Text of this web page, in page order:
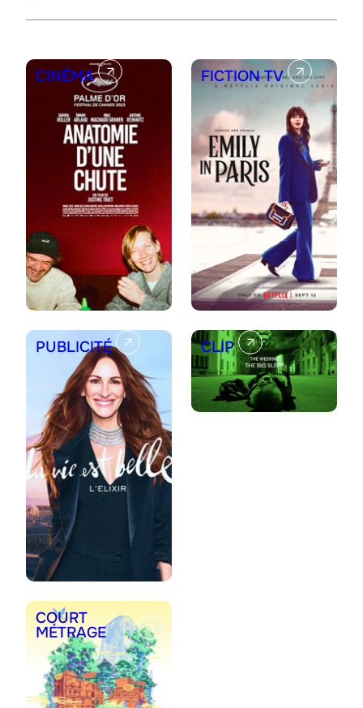
CINÉMA FICTION TV
PUBLICITÉ CLIP
COURT
MÉTRAGE